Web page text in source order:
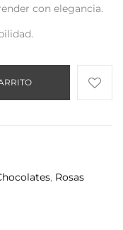
con elegancia.
, Rosas